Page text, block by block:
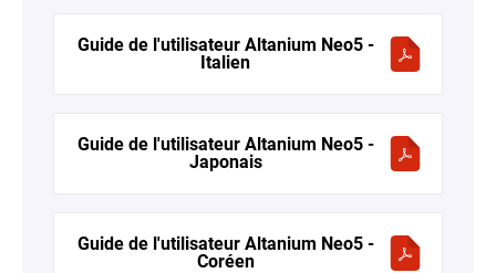
Guide de l'utilisateur Altanium Neo5 -
Italien
Guide de l'utilisateur Altanium Neo5 -
Japonais
Guide de l'utilisateur Altanium Neo5 -
Coréen